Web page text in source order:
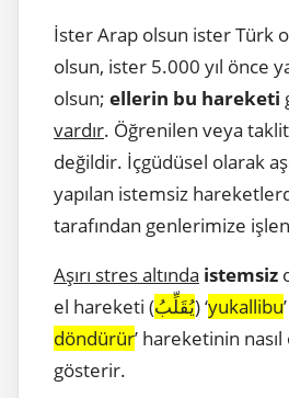
İster Arap olsun ister Türk
olsun, ister 5.000 yıl önce
olsun; ellerin bu hareketi
vardır. Öğrenilen veya
değildir. İçgüdüsel olarak
yapılan istemsiz
tarafından genlerimize
Aşırı stres altında istemsiz
el hareketi (يُقَلِّبُ) ‘yukallibu
döndürür’ hareketinin
gösterir.